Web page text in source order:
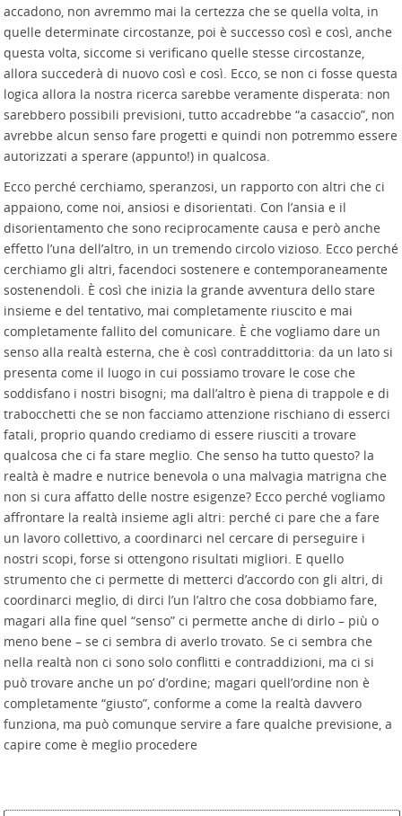
accadono, non avremmo mai la certezza che se quella volta, in
quelle determinate circostanze, poi è successo così e così, anche
questa volta, siccome si verificano quelle stesse circostanze,
allora succederà di nuovo così e così. Ecco, se non ci fosse questa
logica allora la nostra ricerca sarebbe veramente disperata: non
sarebbero possibili previsioni, tutto accadrebbe “a casaccio”, non
avrebbe alcun senso fare progetti e quindi non potremmo essere
autorizzati a sperare (appunto!) in qualcosa.
Ecco perché cerchiamo, speranzosi, un rapporto con altri che ci
appaiono, come noi, ansiosi e disorientati. Con l’ansia e il
disorientamento che sono reciprocamente causa e però anche
effetto l’una dell’altro, in un tremendo circolo vizioso. Ecco perché
cerchiamo gli altri, facendoci sostenere e contemporaneamente
sostenendoli. È così che inizia la grande avventura dello stare
insieme e del tentativo, mai completamente riuscito e mai
completamente fallito del comunicare. È che vogliamo dare un
senso alla realtà esterna, che è così contraddittoria: da un lato si
presenta come il luogo in cui possiamo trovare le cose che
soddisfano i nostri bisogni; ma dall’altro è piena di trappole e di
trabocchetti che se non facciamo attenzione rischiano di esserci
fatali, proprio quando crediamo di essere riusciti a trovare
qualcosa che ci fa stare meglio. Che senso ha tutto questo? la
realtà è madre e nutrice benevola o una malvagia matrigna che
non si cura affatto delle nostre esigenze? Ecco perché vogliamo
affrontare la realtà insieme agli altri: perché ci pare che a fare
un lavoro collettivo, a coordinarci nel cercare di perseguire i
nostri scopi, forse si ottengono risultati migliori. E quello
strumento che ci permette di metterci d’accordo con gli altri, di
coordinarci meglio, di dirci l’un l’altro che cosa dobbiamo fare,
magari alla fine quel “senso” ci permette anche di dirlo – più o
meno bene – se ci sembra di averlo trovato. Se ci sembra che
nella realtà non ci sono solo conflitti e contraddizioni, ma ci si
può trovare anche un po’ d’ordine; magari quell’ordine non è
completamente “giusto”, conforme a come la realtà davvero
funziona, ma può comunque servire a fare qualche previsione, a
capire come è meglio procedere